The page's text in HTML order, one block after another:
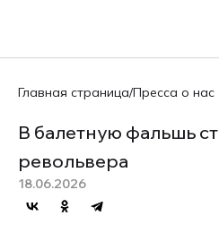
Главная страница/Пресса о нас
В балетную фальшь
револьвера
18.06.2026